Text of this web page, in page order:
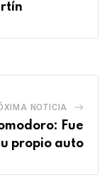
NOTICIA
Fue
propio auto